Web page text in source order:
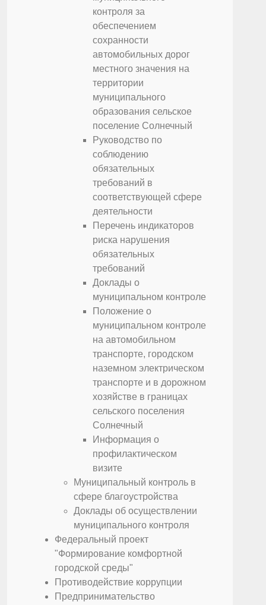
контроля за
обеспечением
сохранности
автомобильных дорог
местного значения на
территории
муниципального
образования сельское
поселение Солнечный
Руководство по
соблюдению
обязательных
требований в
соответствующей сфере
деятельности
Перечень индикаторов
риска нарушения
обязательных
требований
Доклады о
муниципальном контроле
Положение о
муниципальном контроле
на автомобильном
транспорте, городском
наземном электрическом
транспорте и в дорожном
хозяйстве в границах
сельского поселения
Солнечный
Информация о
профилактическом
визите
Муниципальный контроль в
сфере благоустройства
Доклады об осуществлении
муниципального контроля
Федеральный проект
"Формирование комфортной
городской среды"
Противодействие коррупции
Предпринимательство